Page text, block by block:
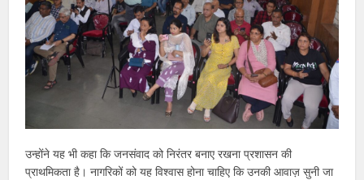
उन्होंने यह भी कहा कि जनसंवाद को निरंतर बनाए रखना प्रशासन की
प्राथमिकता है। नागरिकों को यह विश्वास होना चाहिए कि उनकी आवाज़ सुनी जा